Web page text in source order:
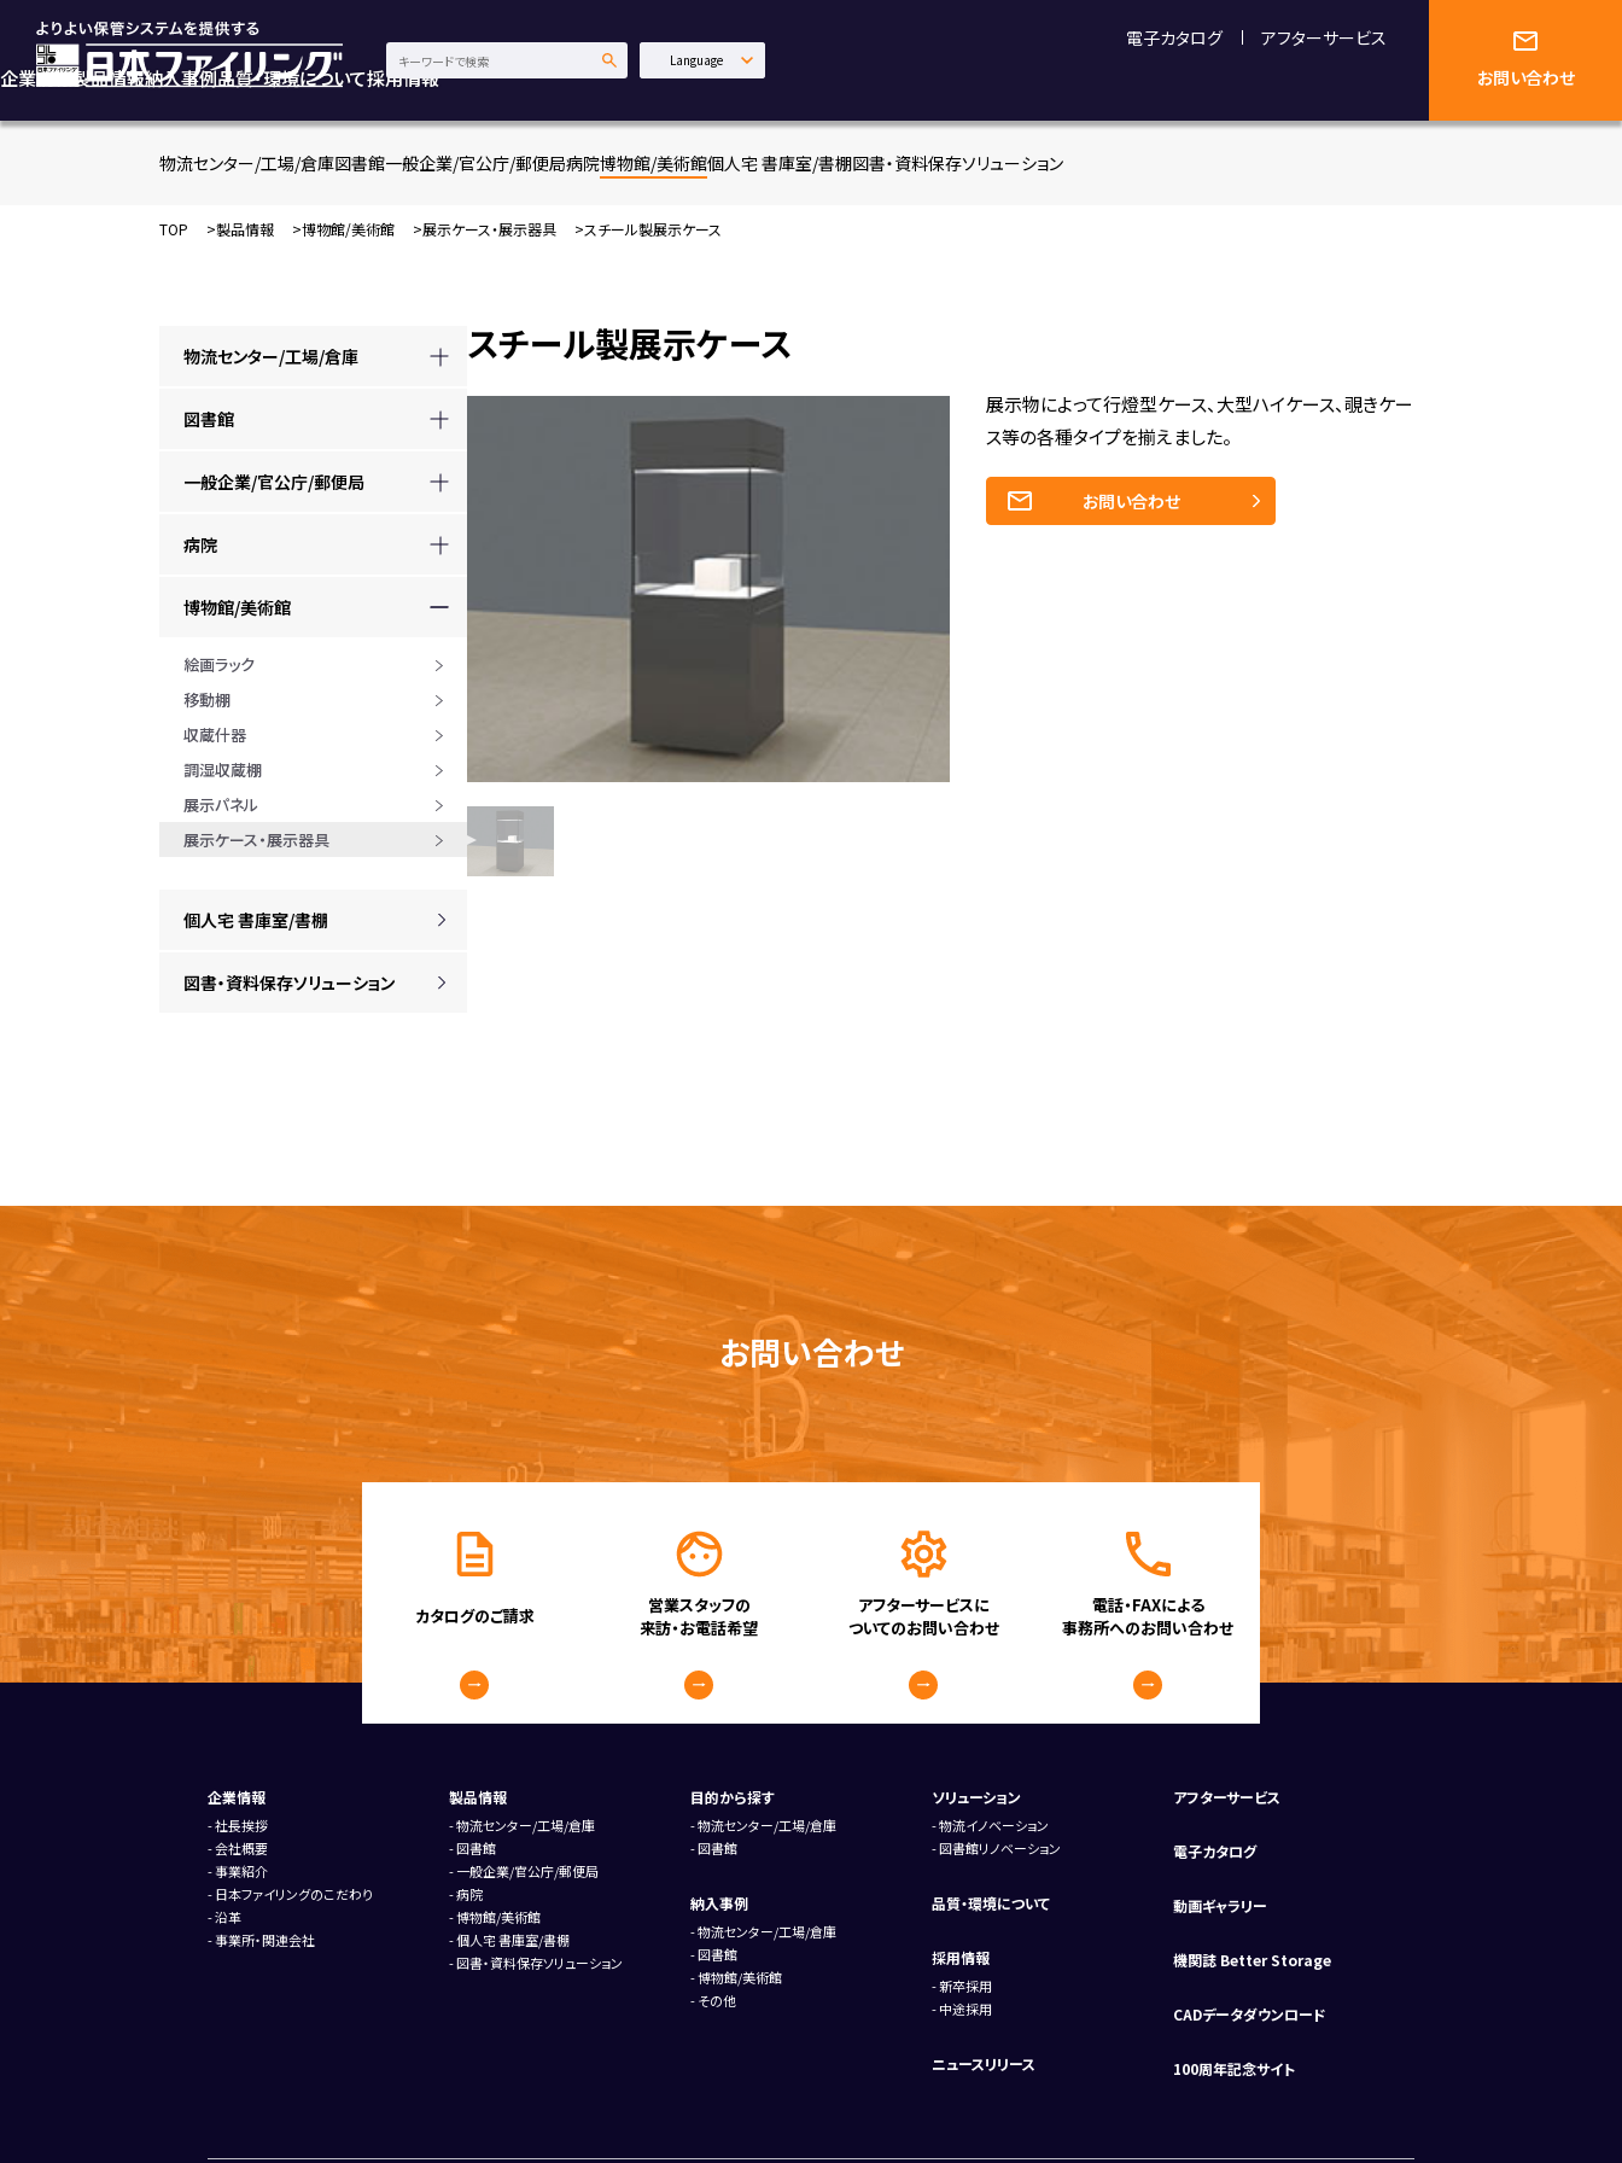
Language
English
中文繁體
電子カタログ
アフターサービス
お問い合わせ
企業情報製品情報納入事例品質・環境について採用情報
物流センター/工場/倉庫図書館一般企業/官公庁/郵便局病院博物館/美術館個人宅 書庫室/書棚図書・資料保存ソリューション
TOP 製品情報 博物館/美術館 展示ケース・展示器具 スチール製展示ケース
スチール製展示ケース
展示物によって行燈型ケース、大型ハイケース、覗きケー
ス等の各種タイプを揃えました。
お問い合わせ
物流センター/工場/倉庫
図書館
一般企業/官公庁/郵便局
病院
博物館/美術館
絵画ラック
移動棚
収蔵什器
調湿収蔵棚
展示パネル
展示ケース・展示器具
個人宅 書庫室/書棚
図書・資料保存ソリューション
お問い合わせ
カタログのご請求
営業スタッフの
来訪・お電話希望
アフターサービスに
ついてのお問い合わせ
電話・FAXによる
事務所へのお問い合わせ
企業情報
社長挨拶
会社概要
事業紹介
日本ファイリングのこだわり
沿革
事業所・関連会社
製品情報
物流センター/工場/倉庫
図書館
一般企業/官公庁/郵便局
病院
博物館/美術館
個人宅 書庫室/書棚
図書・資料保存ソリューション
目的から探す
物流センター/工場/倉庫
図書館
納入事例
物流センター/工場/倉庫
図書館
博物館/美術館
その他
ソリューション
物流イノベーション
図書館リノベーション
品質・環境について
採用情報
新卒採用
中途採用
ニュースリリース
アフターサービス
電子カタログ
動画ギャラリー
機関誌 Better Storage
CADデータダウンロード
100周年記念サイト